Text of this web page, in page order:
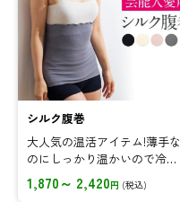
シルク腹巻
大人気の温活アイテム!薄手な
のにしっかり温かいので冷え
対策に♪伸縮性も優れている
ので妊婦さんにも人気のアイ
1,870～ 2,420円 (税込)